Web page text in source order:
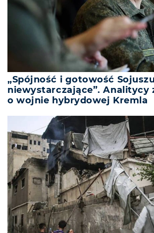
„Spójność i gotowość
niewystarczające”. Analitycy
o wojnie hybrydowej Kremla